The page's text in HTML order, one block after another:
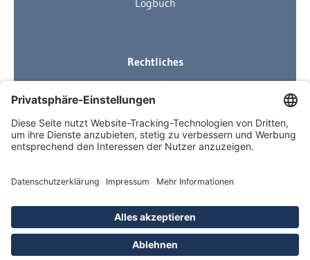
Logbuch
Rechtliches
Ihre Ausrüstung
Impressum
Datenschutzerklärung
AGB
Über Neuigkeiten informiert
Newsletter